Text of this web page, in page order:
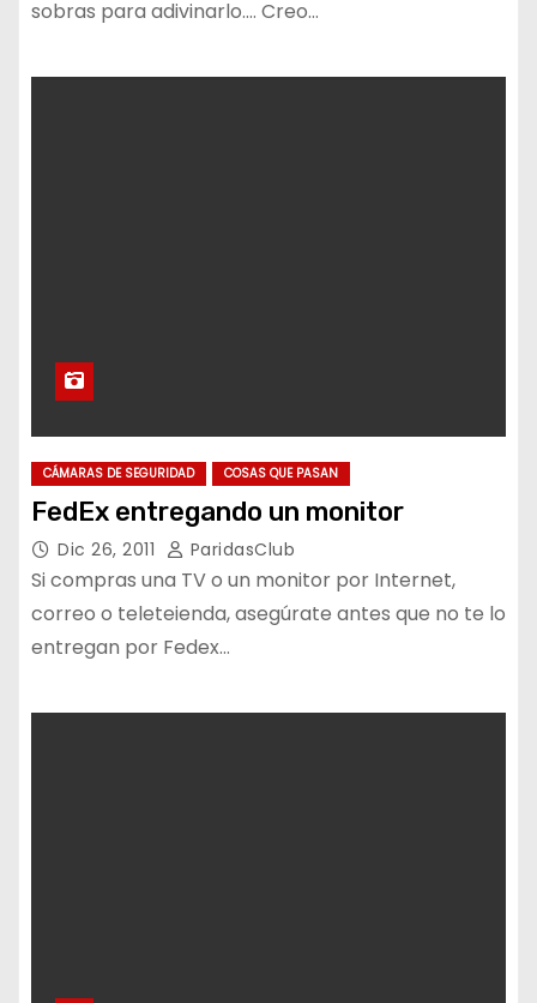
sobras para adivinarlo…. Creo…
CÁMARAS DE SEGURIDAD COSAS QUE PASAN
FedEx entregando un monitor
Dic 26, 2011 ParidasClub
Si compras una TV o un monitor por Internet,
correo o teleteienda, asegúrate antes que no te lo
entregan por Fedex…